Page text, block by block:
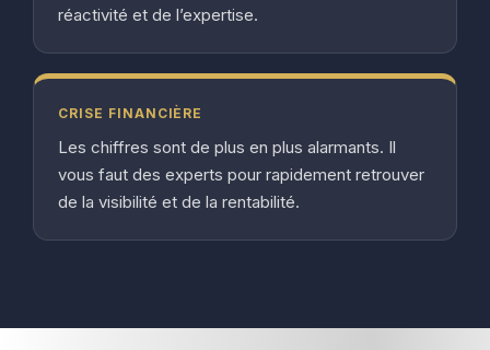
réactivité et de l’expertise.
CRISE FINANCIÈRE
Les chiffres sont de plus en plus alarmants. Il
vous faut des experts pour rapidement retrouver
de la visibilité et de la rentabilité.